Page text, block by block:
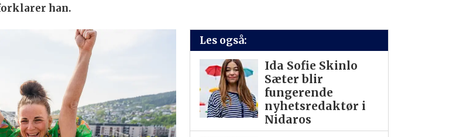
han.
Les også:
Ida Sofie Skinlo
Sæter blir
fungerende
nyhetsredaktør i
Nidaros